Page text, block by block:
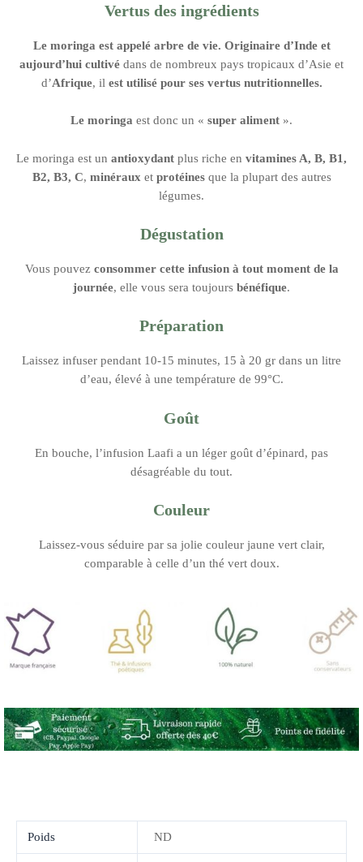
Vertus des ingrédients
Le moringa est appelé arbre de vie. Originaire d’Inde et
aujourd’hui cultivé dans de nombreux pays tropicaux d’Asie et
d’Afrique, il est utilisé pour ses vertus nutritionnelles.
Le moringa est donc un « super aliment ».
Le moringa est un antioxydant plus riche en vitamines A, B, B1,
B2, B3, C, minéraux et protéinesque la plupart des autres
légumes.
Dégustation
Vous pouvez consommer cette infusion à tout moment de la
journée, elle vous sera toujours bénéfique.
Préparation
Laissez infuser pendant 10-15 minutes, 15 à 20 gr dans un litre
d’eau, élevé à une température de 99°C.
Goût
En bouche, l’infusion Laafi a un léger goût d’épinard, pas
désagréable du tout.
Couleur
Laissez-vous séduire par sa jolie couleur jaune vert clair,
comparable à celle d’un thé vert doux.
Poids ND